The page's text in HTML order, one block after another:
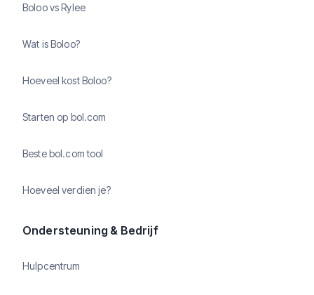
Boloo vs Rylee
Wat is Boloo?
Hoeveel kost Boloo?
Starten op bol.com
Beste bol.com tool
Hoeveel verdien je?
Ondersteuning & Bedrijf
Hulpcentrum